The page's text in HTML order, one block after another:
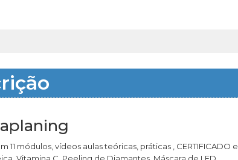
módulos, vídeos aulas teóricas, práticas , CERTIFICADO e